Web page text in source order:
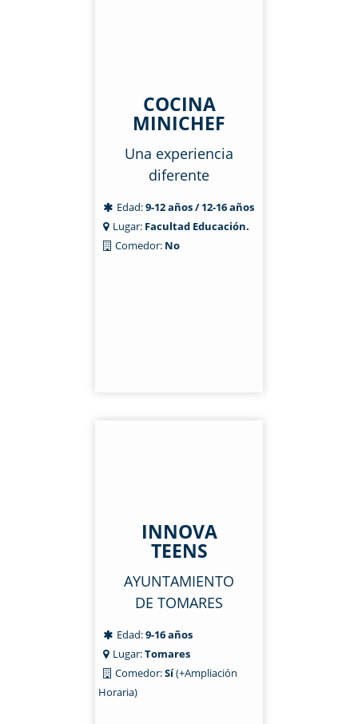
COCINA
MINICHEF
Una experiencia
diferente
Edad:9-12 años / 12-16 años
Lugar: Facultad Educación.
Comedor: No
INNOVA
TEENS
AYUNTAMIENTO
DE TOMARES
Edad:9-16 años
Lugar:Tomares
Comedor:Sí(+Ampliación
Horaria)